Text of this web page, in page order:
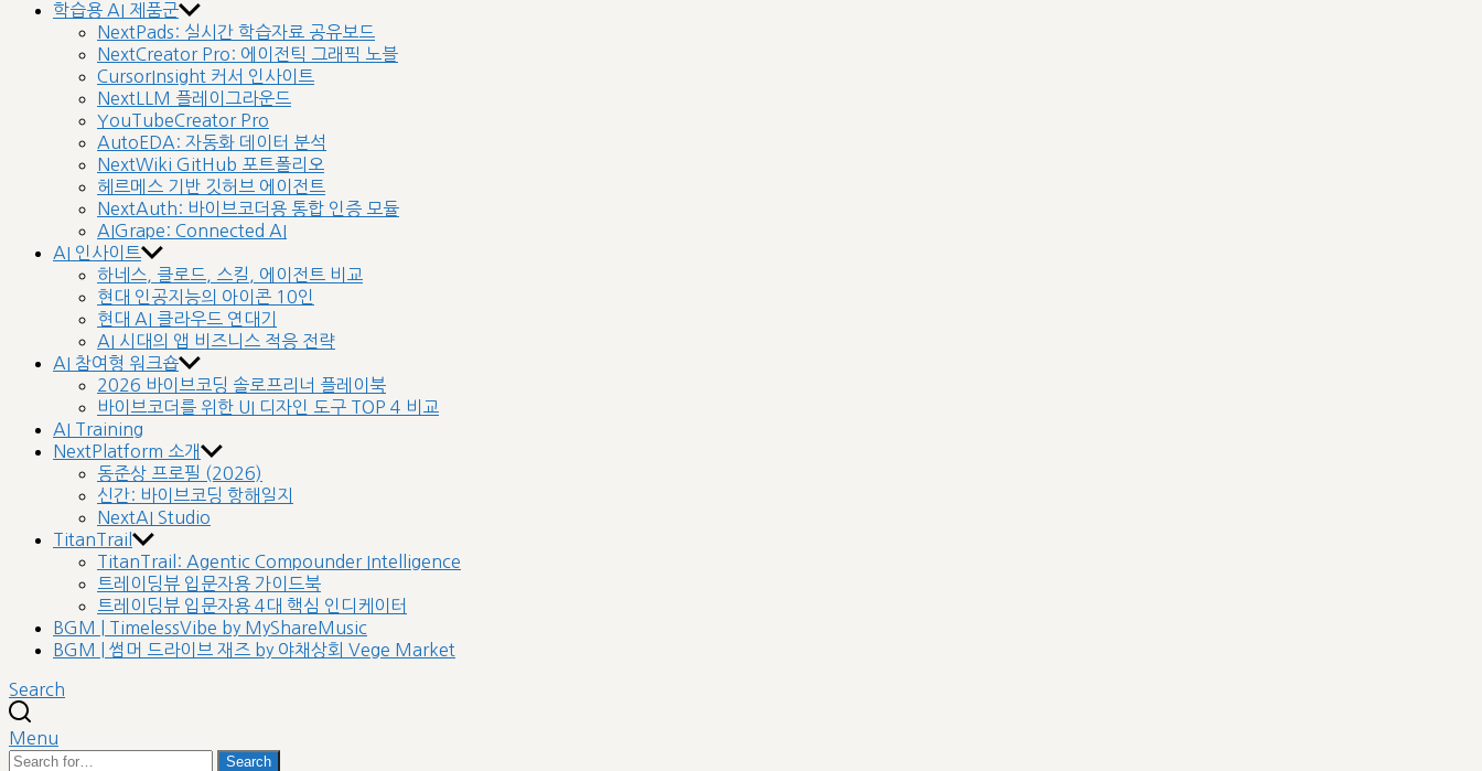
학습용 AI 제품군
NextPads: 실시간 학습자료 공유보드
NextCreator Pro: 에이전틱 그래픽 노블
CursorInsight 커서 인사이트
NextLLM 플레이그라운드
YouTubeCreator Pro
AutoEDA: 자동화 데이터 분석
NextWiki GitHub 포트폴리오
헤르메스 기반 깃허브 에이전트
NextAuth: 바이브코더용 통합 인증 모듈
AIGrape: Connected AI
AI 인사이트
하네스, 클로드, 스킬, 에이전트 비교
현대 인공지능의 아이콘 10인
현대 AI 클라우드 연대기
AI 시대의 앱 비즈니스 적응 전략
AI 참여형 워크숍
2026 바이브코딩 솔로프리너 플레이북
바이브코더를 위한 UI 디자인 도구 TOP 4 비교
AI Training
NextPlatform 소개
동준상 프로필 (2026)
신간: 바이브코딩 항해일지
NextAI Studio
TitanTrail
TitanTrail: Agentic Compounder Intelligence
트레이딩뷰 입문자용 가이드북
트레이딩뷰 입문자용 4대 핵심 인디케이터
BGM | TimelessVibe by MyShareMusic
BGM | 썸머 드라이브 재즈 by 야채상회 Vege Market
Search
Menu
Search
Search